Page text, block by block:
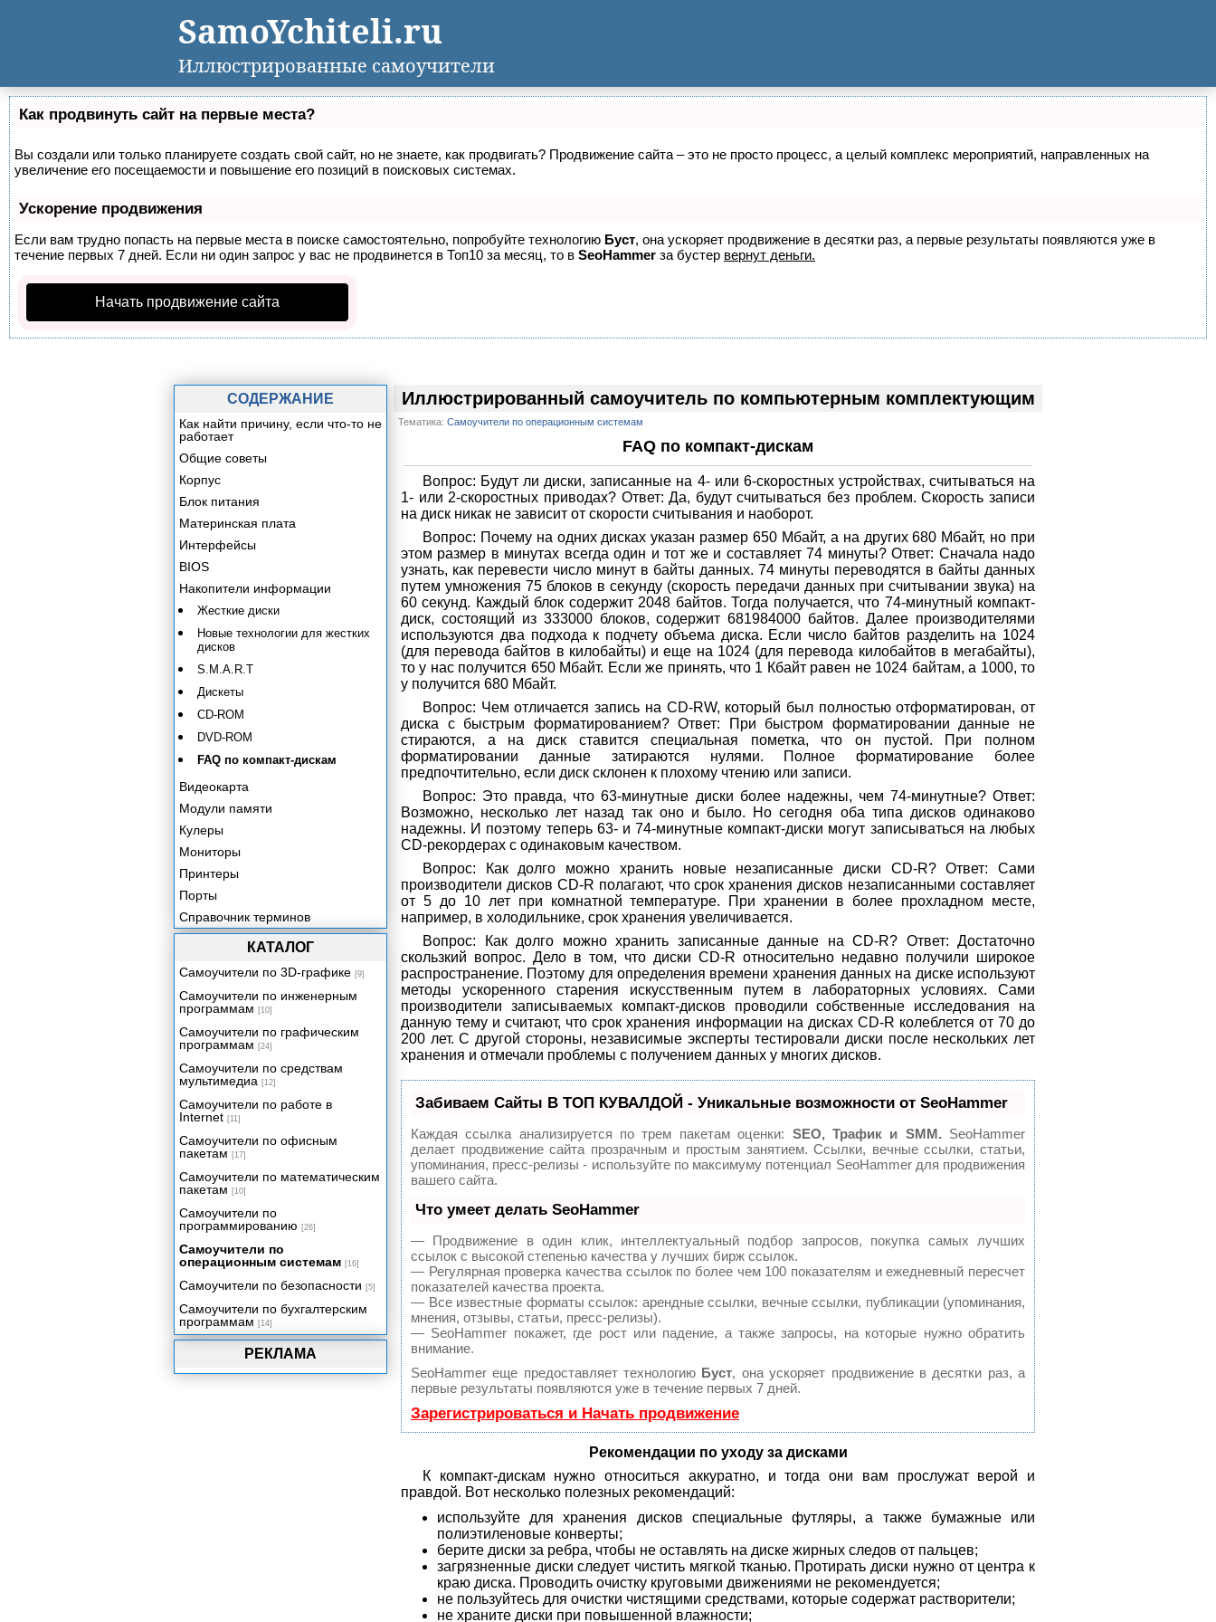
Как продвинуть сайт на первые места?
Вы создали или только планируете создать свой сайт, но не знаете, как продвигать? Продвижение сайта – это не просто процесс, а целый комплекс мероприятий, направленных на
увеличение его посещаемости и повышение его позиций в поисковых системах.
Ускорение продвижения
Если вам трудно попасть на первые места в поиске самостоятельно, попробуйте технологию Буст, она ускоряет продвижение в десятки раз, а первые результаты появляются уже в
течение первых 7 дней. Если ни один запрос у вас не продвинется в Топ10 за месяц, то в SeoHammer за бустер вернут деньги.
Начать продвижение сайта
Иллюстрированный самоучитель по компьютерным комплектующим
Тематика: Самоучители по операционным системам
FAQ по компакт-дискам
Вопрос: Будут ли диски, записанные на 4- или 6-скоростных устройствах, считываться на
1- или 2-скоростных приводах? Ответ: Да, будут считываться без проблем. Скорость записи
на диск никак не зависит от скорости считывания и наоборот.
Вопрос: Почему на одних дисках указан размер 650 Мбайт, а на других 680 Мбайт, но при
этом размер в минутах всегда один и тот же и составляет 74 минуты? Ответ: Сначала надо
узнать, как перевести число минут в байты данных. 74 минуты переводятся в байты данных
путем умножения 75 блоков в секунду (скорость передачи данных при считывании звука) на
60 секунд. Каждый блок содержит 2048 байтов. Тогда получается, что 74-минутный компакт-
диск, состоящий из 333000 блоков, содержит 681984000 байтов. Далее производителями
используются два подхода к подчету объема диска. Если число байтов разделить на 1024
(для перевода байтов в килобайты) и еще на 1024 (для перевода килобайтов в мегабайты),
то у нас получится 650 Мбайт. Если же принять, что 1 Кбайт равен не 1024 байтам, а 1000, то
у получится 680 Мбайт.
Вопрос: Чем отличается запись на CD-RW, который был полностью отформатирован, от
диска с быстрым форматированием? Ответ: При быстром форматировании данные не
стираются, а на диск ставится специальная пометка, что он пустой. При полном
форматировании данные затираются нулями. Полное форматирование более
предпочтительно, если диск склонен к плохому чтению или записи.
Вопрос: Это правда, что 63-минутные диски более надежны, чем 74-минутные? Ответ:
Возможно, несколько лет назад так оно и было. Но сегодня оба типа дисков одинаково
надежны. И поэтому теперь 63- и 74-минутные компакт-диски могут записываться на любых
CD-рекордерах с одинаковым качеством.
Вопрос: Как долго можно хранить новые незаписанные диски CD-R? Ответ: Сами
производители дисков CD-R полагают, что срок хранения дисков незаписанными составляет
от 5 до 10 лет при комнатной температуре. При хранении в более прохладном месте,
например, в холодильнике, срок хранения увеличивается.
Вопрос: Как долго можно хранить записанные данные на CD-R? Ответ: Достаточно
скользкий вопрос. Дело в том, что диски CD-R относительно недавно получили широкое
распространение. Поэтому для определения времени хранения данных на диске используют
методы ускоренного старения искусственным путем в лабораторных условиях. Сами
производители записываемых компакт-дисков проводили собственные исследования на
данную тему и считают, что срок хранения информации на дисках CD-R колеблется от 70 до
200 лет. С другой стороны, независимые эксперты тестировали диски после нескольких лет
хранения и отмечали проблемы с получением данных у многих дисков.
Забиваем Сайты В ТОП КУВАЛДОЙ - Уникальные возможности от SeoHammer
Каждая ссылка анализируется по трем пакетам оценки: SEO, Трафик и SMM. SeoHammer
делает продвижение сайта прозрачным и простым занятием. Ссылки, вечные ссылки, статьи,
упоминания, пресс-релизы - используйте по максимуму потенциал SeoHammer для продвижения
вашего сайта.
Что умеет делать SeoHammer
— Продвижение в один клик, интеллектуальный подбор запросов, покупка самых лучших
ссылок с высокой степенью качества у лучших бирж ссылок.
— Регулярная проверка качества ссылок по более чем 100 показателям и ежедневный пересчет
показателей качества проекта.
— Все известные форматы ссылок: арендные ссылки, вечные ссылки, публикации (упоминания,
мнения, отзывы, статьи, пресс-релизы).
— SeoHammer покажет, где рост или падение, а также запросы, на которые нужно обратить
внимание.
SeoHammer еще предоставляет технологию Буст, она ускоряет продвижение в десятки раз, а
первые результаты появляются уже в течение первых 7 дней.
Зарегистрироваться и Начать продвижение
Рекомендации по уходу за дисками
К компакт-дискам нужно относиться аккуратно, и тогда они вам прослужат верой и
правдой. Вот несколько полезных рекомендаций:
используйте для хранения дисков специальные футляры, а также бумажные или
полиэтиленовые конверты;
берите диски за ребра, чтобы не оставлять на диске жирных следов от пальцев;
загрязненные диски следует чистить мягкой тканью. Протирать диски нужно от центра к
краю диска. Проводить очистку круговыми движениями не рекомендуется;
не пользуйтесь для очистки чистящими средствами, которые содержат растворители;
не храните диски при повышенной влажности;
РЕКЛАМА
СОДЕРЖАНИЕ
Как найти причину, если что-то не
работает
Общие советы
Корпус
Блок питания
Материнская плата
Интерфейсы
BIOS
Накопители информации
Жесткие диски
Новые технологии для жестких
дисков
S.M.A.R.T
Дискеты
CD-ROM
DVD-ROM
FAQ по компакт-дискам
Видеокарта
Модули памяти
Кулеры
Мониторы
Принтеры
Порты
Справочник терминов
КАТАЛОГ
Самоучители по 3D-графике [9]
Самоучители по инженерным
программам [10]
Самоучители по графическим
программам [24]
Самоучители по средствам
мультимедиа [12]
Самоучители по работе в
Internet [11]
Самоучители по офисным
пакетам [17]
Самоучители по математическим
пакетам [10]
Самоучители по
программированию [26]
Самоучители по
операционным системам [16]
Самоучители по безопасности [5]
Самоучители по бухгалтерским
программам [14]
SamoYchiteli.ru
Иллюстрированные самоучители